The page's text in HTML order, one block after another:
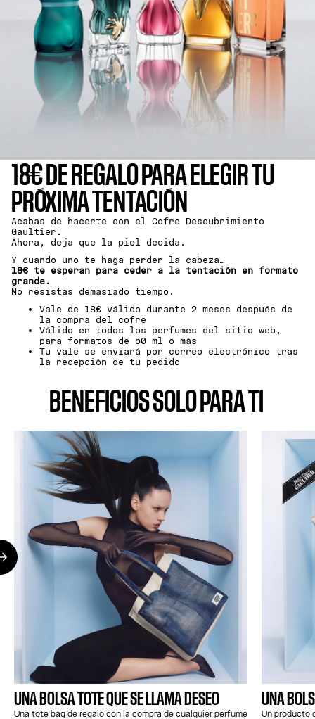
18€ DE REGALO PARA ELEGIR TU
PRÓXIMA TENTACIÓN
Acabas de hacerte con el Cofre Descubrimiento
Gaultier.
Ahora, deja que la piel decida.
Y cuando uno te haga perder la cabeza…
18€ te esperan para ceder a la tentación en formato
grande.
No resistas demasiado tiempo.
Vale de 18€ válido durante 2 meses después de
la compra del cofre
Válido en todos los perfumes del sitio web,
para formatos de 50 ml o más
Tu vale se enviará por correo electrónico tras
la recepción de tu pedido
BENEFICIOS SOLO PARA TI
UNA BOLSA TOTE QUE SE LLAMA DESEO
Una tote bag de regalo con la compra de cualquier perfume
UNA
Un producto